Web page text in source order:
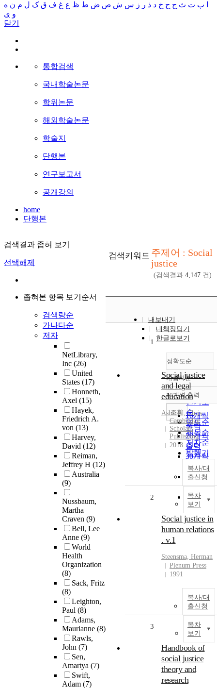
ب ت ث ج ح خ د ذ ر ز س ش ص ض ط ظ ع غ ف ق ک ل م ن ه
و ی
닫기
통합검색
국내학술논문
학위논문
해외학술논문
학술지
단행본
연구보고서
공개강의
home
단행본
검색결과 좁혀 보기
선택해제
좁혀본 항목 보기순서
검색량순
가나다순
저자
NetLibrary,
Inc (26)
United
States (17)
Honneth,
Axel (15)
Hayek,
Friedrich A.
von (13)
Harvey,
David (12)
Reiman,
Jeffrey H (12)
Australia
(9)
Nussbaum,
Martha
Craven (9)
Bell, Lee
Anne (9)
World
Health
Organization
(8)
Sack, Fritz
(8)
Leighton,
Paul (8)
Adams,
Maurianne (8)
Rawls,
John (7)
Sen,
Amartya (7)
Swift,
Adam (7)
검색키워드 주제어 : Social
justice
(검색결과 4,147 건)
내보내기
내책장담기
한글로보기
정확도순
정확도
순
인기도
순
연도순
제목순
저자순
발행기
관순
내림차순
내림차순
10개씩 출력
10개씩
출력
20개씩
출력
30개씩
출력
50개씩
출력
100개씩
출력
조회
1
Social justice
and legal
education
Ashford, Chris
Cambridge
Scholars
Publishing
2018
복사/대
출신청
목차
보기
2
Social justice in
human relations
. v.1
Steensma, Herman
Plenum Press
1991
복사/대
출신청
목차
보기
3
Handbook of
social justice
theory and
research